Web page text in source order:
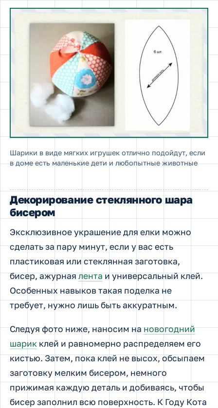
Шарики в виде мягких игрушек отлично подойдут, если
в доме есть маленькие дети и любопытные животные
Декорирование стеклянного шара
бисером
Эксклюзивное украшение для елки можно
сделать за пару минут, если у вас есть
пластиковая или стеклянная заготовка,
бисер, ажурнаялентаи универсальный клей.
Особенных навыков такая поделка не
требует, нужно лишь быть аккуратным.
Следуя фото ниже, наносим нановогодний
шарик клей и равномерно распределяем его
кистью. Затем, пока клей не высох, обсыпаем
заготовку мелким бисером, немного
прижимая каждую деталь и добиваясь, чтобы
бисер заполнил всю поверхность. К Году Кота